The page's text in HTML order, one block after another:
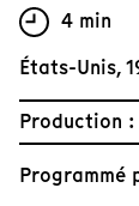
4 min
États-Unis,
Production
Programmé